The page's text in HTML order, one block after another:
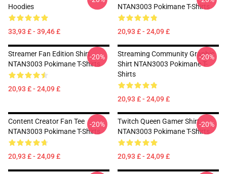
Hoodies
33,93 £ - 39,46 £
NTAN3003 Pokimane T-Shirts
20,93 £ - 24,09 £
Streamer Fan Edition Shirt
NTAN3003 Pokimane T-Shirts
20,93 £ - 24,09 £
-20%
Streaming Community Graphic
Shirt NTAN3003 Pokimane T-
Shirts
20,93 £ - 24,09 £
-20%
Content Creator Fan Tee
NTAN3003 Pokimane T-Shirts
20,93 £ - 24,09 £
-20%
Twitch Queen Gamer Shirt
NTAN3003 Pokimane T-Shirts
20,93 £ - 24,09 £
-20%